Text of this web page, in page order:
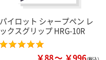
パイロット シャープペン レ
ックスグリップ HRG-10R
￥88 ￥996